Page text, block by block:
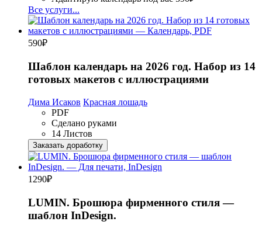
Все услуги...
590₽
Шаблон календарь на 2026 год. Набор из 14
готовых макетов с иллюстрациями
Дима Исаков Красная лошадь
PDF
Сделано руками
14 Листов
Заказать доработку
1290₽
LUMIN. Брошюра фирменного стиля —
шаблон InDesign.